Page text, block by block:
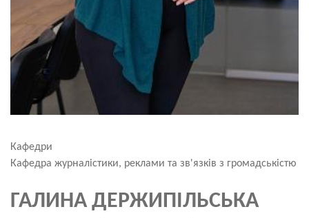
Кафедри
Кафедра журналістики, реклами та зв'язків з громадськістю
ГАЛИНА ДЕРЖИПІЛЬСЬКА